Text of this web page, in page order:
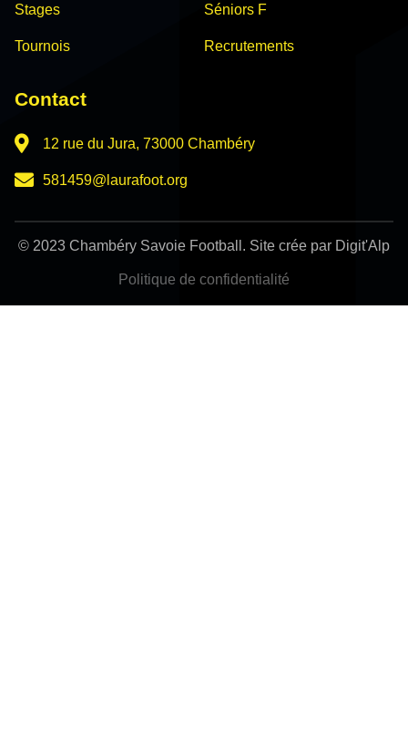
Stages
Tournois
Séniors F
Recrutements
Contact
12 rue du Jura, 73000 Chambéry
581459@laurafoot.org
© 2023 Chambéry Savoie Football. Site crée par Digit'Alp
Politique de confidentialité